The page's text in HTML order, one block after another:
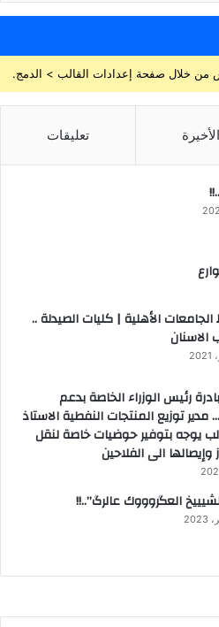
الأخيرة تعليقات
الأهلية | كليات الصيدلة ..
رئيس الوزراء الخاصة بدعم
مدير توزيع المنتجات النفطية الاستاذ
يوجه بتوفير حوضيات خاصة لنقل
وإيصالها الى الفلاحين
العگروووك عالرگ”..!!